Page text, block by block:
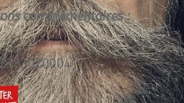
complémentaires :